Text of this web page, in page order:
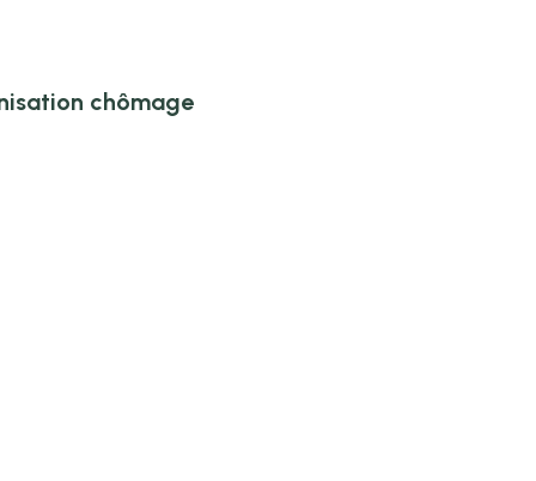
chômage